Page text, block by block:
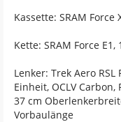
Kassette: SRAM Force
Kette: SRAM Force E1,
Lenker: Trek Aero
Einheit, OCLV
37 cm
Vorbaulänge